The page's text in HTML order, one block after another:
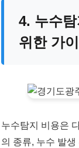
4. 누수
위한 가
누수탐지 비용은
의 종류, 누수 발